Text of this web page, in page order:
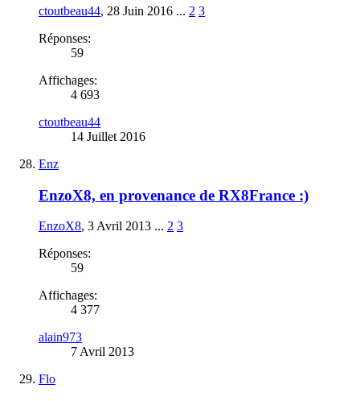
ctoutbeau44, 28 Juin 2016 ... 2 3
Réponses:
59
Affichages:
4 693
ctoutbeau44
14 Juillet 2016
Enz
EnzoX8, en provenance de RX8France :)
EnzoX8, 3 Avril 2013 ... 2 3
Réponses:
59
Affichages:
4 377
alain973
7 Avril 2013
Flo